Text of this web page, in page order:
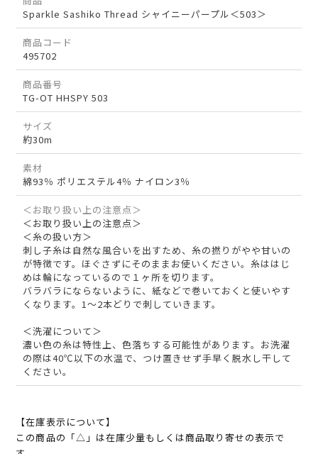
Sparkle Sashiko Thread シャイニーパープル＜503＞
商品コード
495702
商品番号
TG-OT HHSPY 503
サイズ
約30m
素材
綿93％ ポリエステル4％ ナイロン3％
＜お取り扱い上の注意点＞
＜お取り扱い上の注意点＞
＜糸の扱い方＞
刺し子糸は自然な風合いを出すため、糸の撚りがやや甘いの
が特徴です。ほぐさずにそのままお使いください。糸ははじ
めは輪になっているので１ヶ所を切ります。
バラバラにならないように、紙などで巻いておくと使いやす
くなります。1～2本どりで刺していきます。
＜洗濯について＞
濃い色の糸は特性上、色落ちする可能性があります。お洗濯
の際は40℃以下の水温で、つけ置きせず手早く脱水し干して
ください。
【在庫表示について】
この商品の「△」は在庫少量もしくは商品取り寄せの表示で